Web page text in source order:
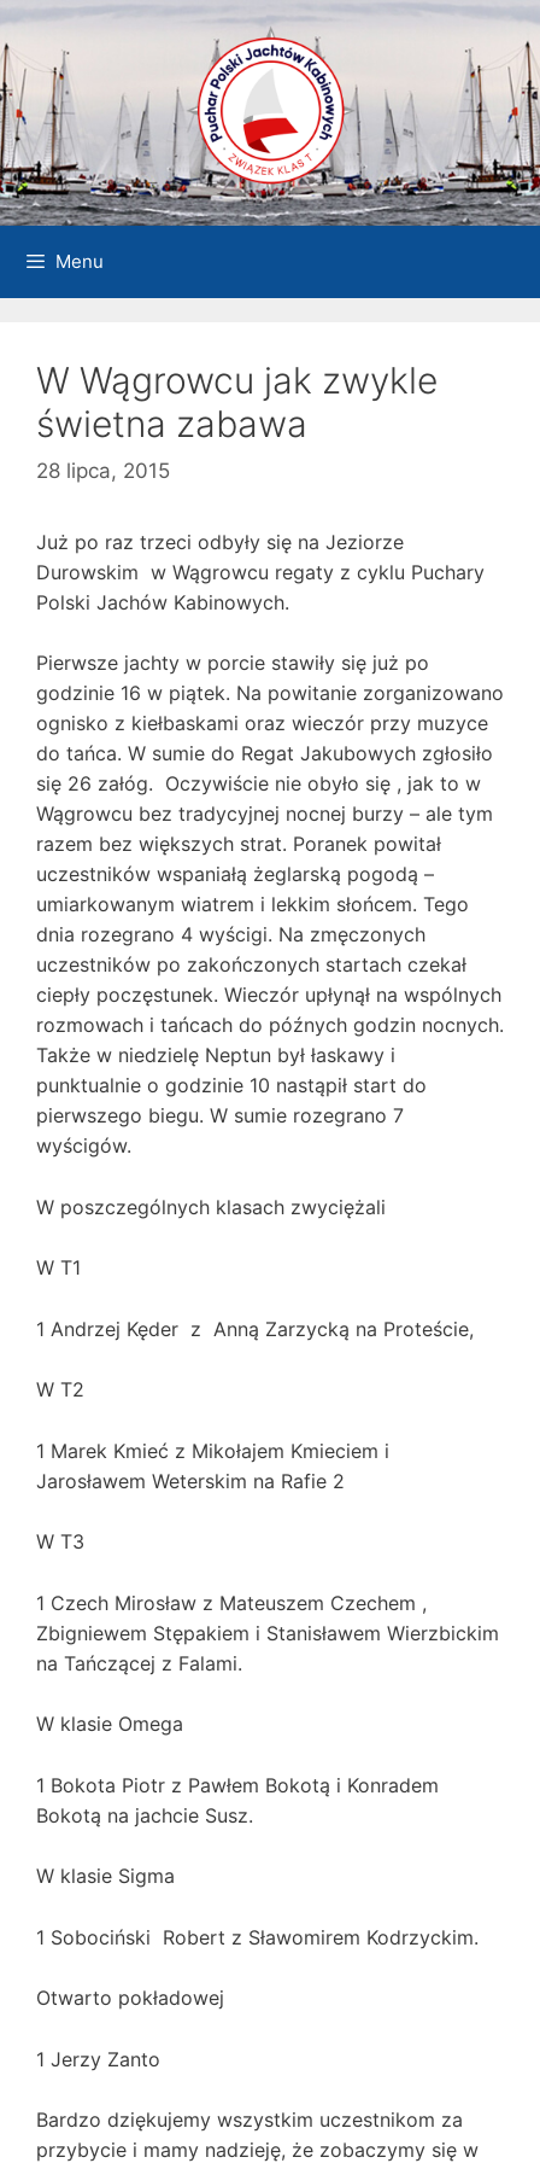
Przejdź
do
treści
Menu
W Wągrowcu jak zwykle
świetna zabawa
28 lipca, 2015
Już po raz trzeci odbyły się na Jeziorze
Durowskim w Wągrowcu regaty z cyklu Puchary
Polski Jachów Kabinowych.
Pierwsze jachty w porcie stawiły się już po
godzinie 16 w piątek. Na powitanie zorganizowano
ognisko z kiełbaskami oraz wieczór przy muzyce
do tańca. W sumie do Regat Jakubowych zgłosiło
się 26 załóg. Oczywiście nie obyło się , jak to w
Wągrowcu bez tradycyjnej nocnej burzy – ale tym
razem bez większych strat. Poranek powitał
uczestników wspaniałą żeglarską pogodą –
umiarkowanym wiatrem i lekkim słońcem. Tego
dnia rozegrano 4 wyścigi. Na zmęczonych
uczestników po zakończonych startach czekał
ciepły poczęstunek. Wieczór upłynął na wspólnych
rozmowach i tańcach do późnych godzin nocnych.
Także w niedzielę Neptun był łaskawy i
punktualnie o godzinie 10 nastąpił start do
pierwszego biegu. W sumie rozegrano 7
wyścigów.
W poszczególnych klasach zwyciężali
W T1
1 Andrzej Kęder z Anną Zarzycką na Proteście,
W T2
1 Marek Kmieć z Mikołajem Kmieciem i
Jarosławem Weterskim na Rafie 2
W T3
1 Czech Mirosław z Mateuszem Czechem ,
Zbigniewem Stępakiem i Stanisławem Wierzbickim
na Tańczącej z Falami.
W klasie Omega
1 Bokota Piotr z Pawłem Bokotą i Konradem
Bokotą na jachcie Susz.
W klasie Sigma
1 Sobociński Robert z Sławomirem Kodrzyckim.
Otwarto pokładowej
1 Jerzy Zanto
Bardzo dziękujemy wszystkim uczestnikom za
przybycie i mamy nadzieję, że zobaczymy się w